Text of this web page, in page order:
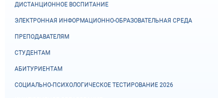
ДИСТАНЦИОННОЕ ВОСПИТАНИЕ
ЭЛЕКТРОННАЯ ИНФОРМАЦИОННО-ОБРАЗОВАТЕЛЬНАЯ СРЕДА
ПРЕПОДАВАТЕЛЯМ
СТУДЕНТАМ
АБИТУРИЕНТАМ
СОЦИАЛЬНО-ПСИХОЛОГИЧЕСКОЕ ТЕСТИРОВАНИЕ 2026